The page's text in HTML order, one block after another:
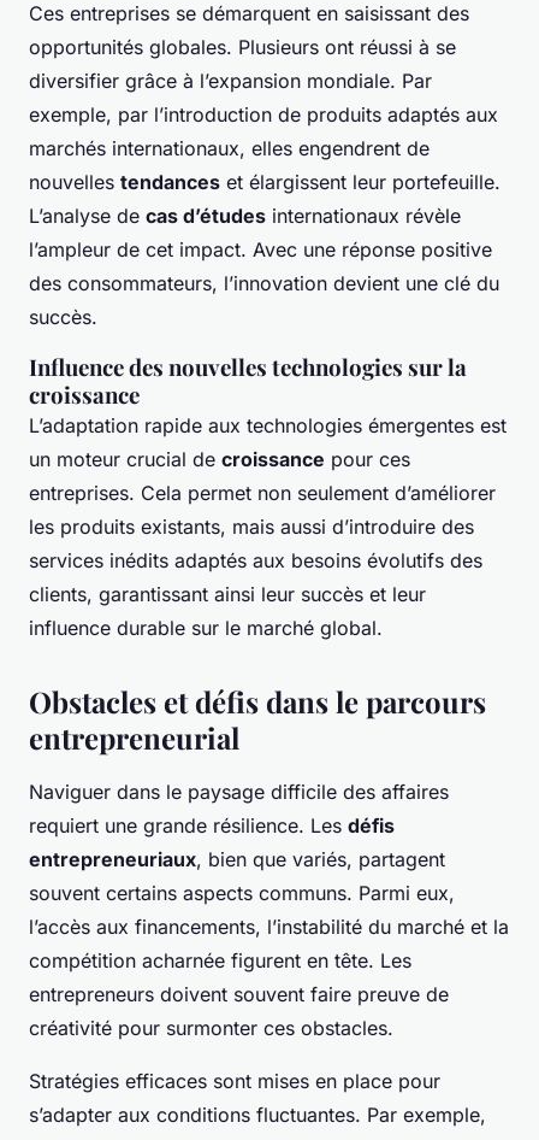
Ces entreprises se démarquent en saisissant des
opportunités globales. Plusieurs ont réussi à se
diversifier grâce à l’expansion mondiale. Par
exemple, par l’introduction de produits adaptés aux
marchés internationaux, elles engendrent de
nouvelles tendances et élargissent leur portefeuille.
L’analyse de cas d’études internationaux révèle
l’ampleur de cet impact. Avec une réponse positive
des consommateurs, l’innovation devient une clé du
succès.
Influence des nouvelles technologies sur la
croissance
L’adaptation rapide aux technologies émergentes est
un moteur crucial de croissance pour ces
entreprises. Cela permet non seulement d’améliorer
les produits existants, mais aussi d’introduire des
services inédits adaptés aux besoins évolutifs des
clients, garantissant ainsi leur succès et leur
influence durable sur le marché global.
Obstacles et défis dans le parcours
entrepreneurial
Naviguer dans le paysage difficile des affaires
requiert une grande résilience. Les défis
entrepreneuriaux, bien que variés, partagent
souvent certains aspects communs. Parmi eux,
l’accès aux financements, l’instabilité du marché et la
compétition acharnée figurent en tête. Les
entrepreneurs doivent souvent faire preuve de
créativité pour surmonter ces obstacles.
Stratégies efficaces sont mises en place pour
s’adapter aux conditions fluctuantes. Par exemple,